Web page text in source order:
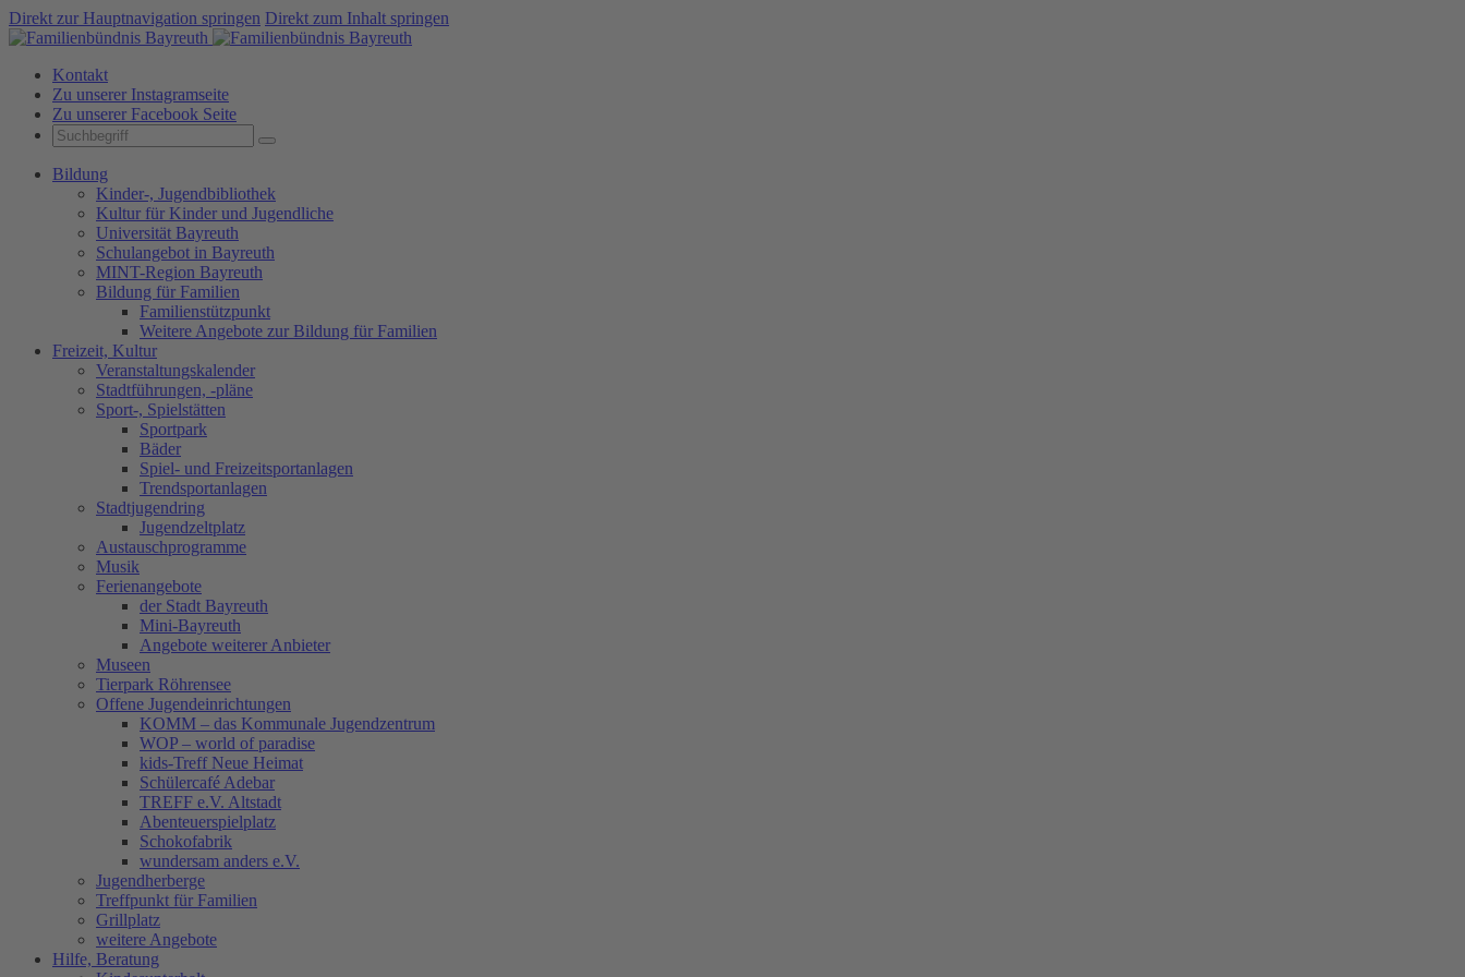
Direkt zur Hauptnavigation springen Direkt zum Inhalt springen
Kontakt
Zu unserer Instagramseite
Zu unserer Facebook Seite
Bildung
Kinder-, Jugendbibliothek
Kultur für Kinder und Jugendliche
Universität Bayreuth
Schulangebot in Bayreuth
MINT-Region Bayreuth
Bildung für Familien
Familienstützpunkt
Weitere Angebote zur Bildung für Familien
Freizeit, Kultur
Veranstaltungskalender
Stadtführungen, -pläne
Sport-, Spielstätten
Sportpark
Bäder
Spiel- und Freizeitsportanlagen
Trendsportanlagen
Stadtjugendring
Jugendzeltplatz
Austauschprogramme
Musik
Ferienangebote
der Stadt Bayreuth
Mini-Bayreuth
Angebote weiterer Anbieter
Museen
Tierpark Röhrensee
Offene Jugendeinrichtungen
KOMM – das Kommunale Jugendzentrum
WOP – world of paradise
kids-Treff Neue Heimat
Schülercafé Adebar
TREFF e.V. Altstadt
Abenteuerspielplatz
Schokofabrik
wundersam anders e.V.
Jugendherberge
Treffpunkt für Familien
Grillplatz
weitere Angebote
Hilfe, Beratung